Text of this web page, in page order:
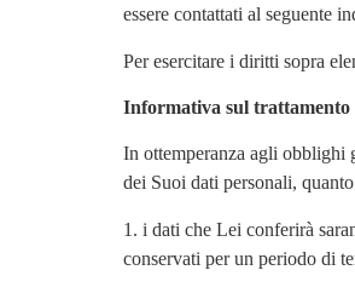
essere contattati al seguente
Per esercitare i diritti sopra
Informativa sul trattamento
In ottemperanza agli obblighi
dei Suoi dati personali,
1. i dati che Lei conferirà
conservati per un periodo di